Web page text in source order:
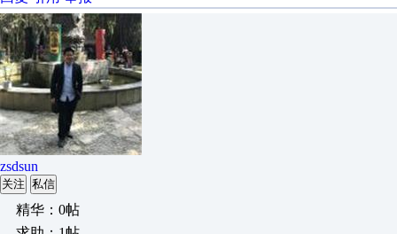
zsdsun
关注 私信
精华：0帖